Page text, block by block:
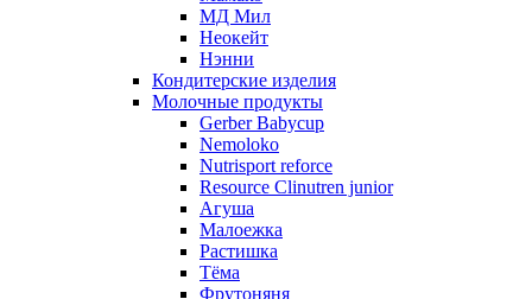
МД Мил
Неокейт
Нэнни
Кондитерские изделия
Молочные продукты
Gerber Babycup
Nemoloko
Nutrisport reforce
Resource Clinutren junior
Агуша
Малоежка
Растишка
Тёма
Фрутоняня